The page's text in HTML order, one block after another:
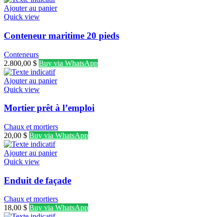
Ajouter au panier
Quick view
Conteneur maritime 20 pieds
Conteneurs
2.800,00 $ Buy via WhatsApp
Ajouter au panier
Quick view
Mortier prêt à l’emploi
Chaux et mortiers
20,00 $ Buy via WhatsApp
Ajouter au panier
Quick view
Enduit de façade
Chaux et mortiers
18,00 $ Buy via WhatsApp